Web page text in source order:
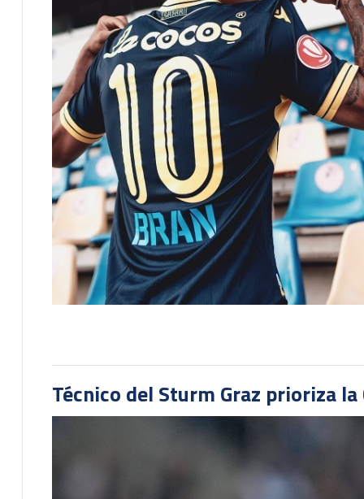
Técnico del Sturm Graz prioriza